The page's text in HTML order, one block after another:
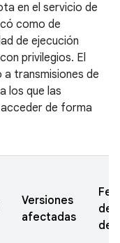
en el servicio de
como de
de ejecución
privilegios. El
transmisiones de
los que las
de forma
Versiones
afectadas
de